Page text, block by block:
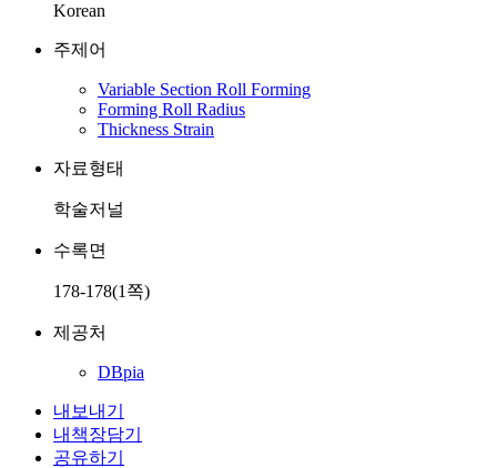
Korean
주제어
Variable Section Roll Forming
Forming Roll Radius
Thickness Strain
자료형태
학술저널
수록면
178-178(1쪽)
제공처
DBpia
내보내기
내책장담기
공유하기